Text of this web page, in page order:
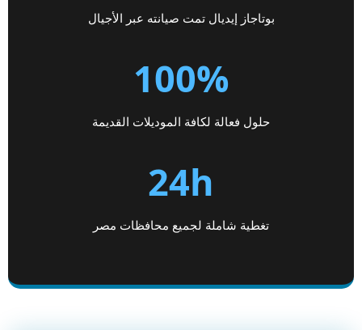
بوتاجاز إيديال تمت صيانته عبر الأجيال
100%
حلول فعالة لكافة الموديلات القديمة
24h
تغطية شاملة لجميع محافظات مصر